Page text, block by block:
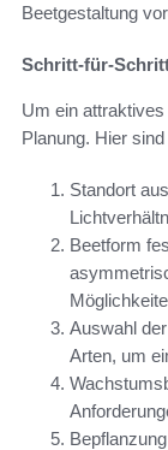
Beetgestaltung
Schritt-für-
Um ein
Planung. Hier
Standort
Beetform
Auswahl
Arten, um